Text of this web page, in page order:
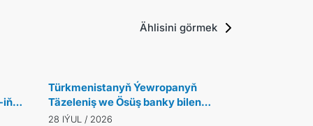
Ählisini görmek
iň
Türkmenistanyň Ýewropanyň
Täzeleniş we Ösüş banky bilen
hyzmatdaşlygy täze derejä çykýar
28 IÝUL / 2026